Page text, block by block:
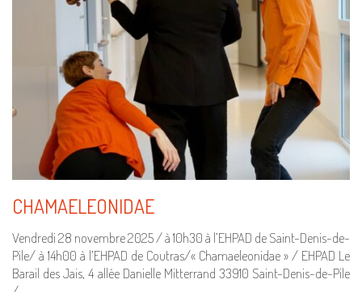
CHAMAELEONIDAE
Vendredi 28 novembre 2025 / à 10h30 à l’EHPAD de Saint-Denis-de-
Pile/ à 14h00 à l’EHPAD de Coutras/« Chamaeleonidae » / EHPAD Le
Barail des Jais, 4 allée Danielle Mitterrand 33910 Saint-Denis-de-Pile